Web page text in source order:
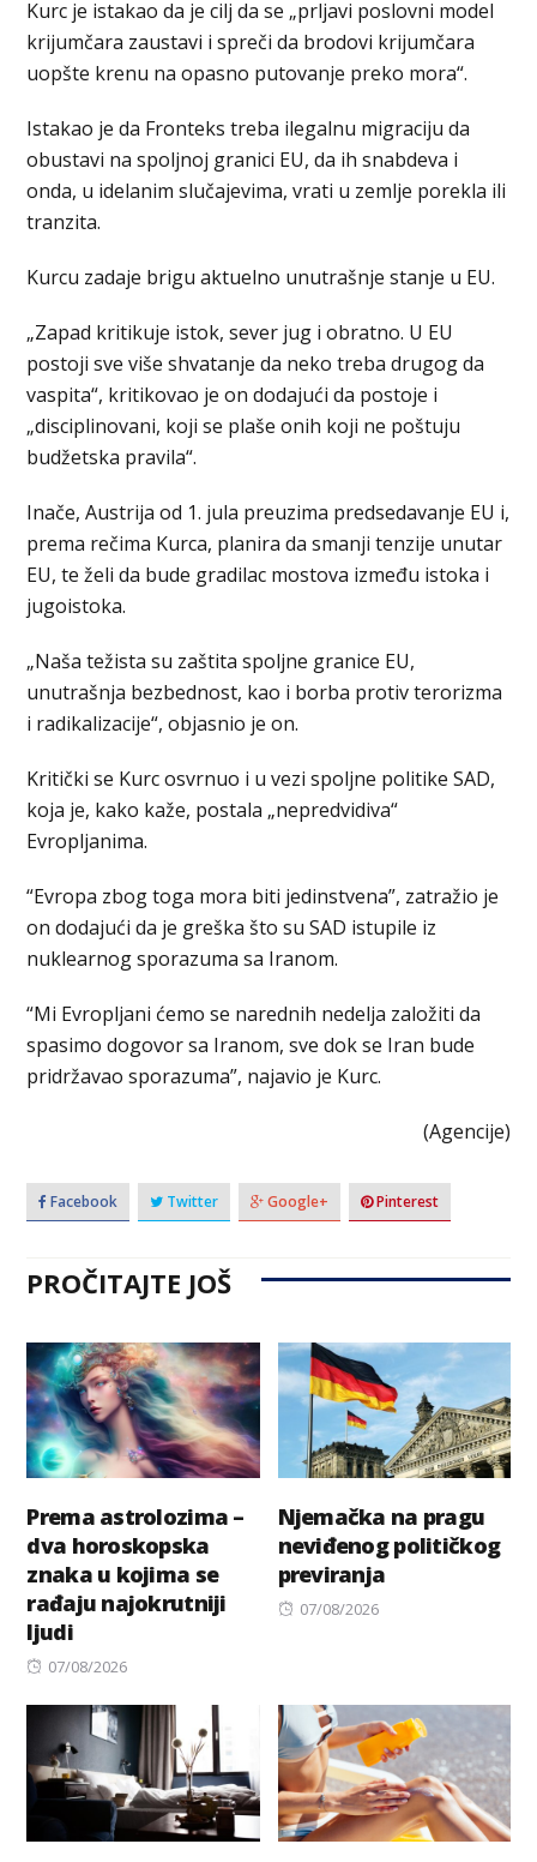
Kurc je istakao da je cilj da se „prljavi poslovni model
krijumčara zaustavi i spreči da brodovi krijumčara
uopšte krenu na opasno putovanje preko mora“.
Istakao je da Fronteks treba ilegalnu migraciju da
obustavi na spoljnoj granici EU, da ih snabdeva i
onda, u idelanim slučajevima, vrati u zemlje porekla ili
tranzita.
Kurcu zadaje brigu aktuelno unutrašnje stanje u EU.
„Zapad kritikuje istok, sever jug i obratno. U EU
postoji sve više shvatanje da neko treba drugog da
vaspita“, kritikovao je on dodajući da postoje i
„disciplinovani, koji se plaše onih koji ne poštuju
budžetska pravila“.
Inače, Austrija od 1. jula preuzima predsedavanje EU i,
prema rečima Kurca, planira da smanji tenzije unutar
EU, te želi da bude gradilac mostova između istoka i
jugoistoka.
„Naša težista su zaštita spoljne granice EU,
unutrašnja bezbednost, kao i borba protiv terorizma
i radikalizacije“, objasnio je on.
Kritički se Kurc osvrnuo i u vezi spoljne politike SAD,
koja je, kako kaže, postala „nepredvidiva“
Evropljanima.
“Evropa zbog toga mora biti jedinstvena”, zatražio je
on dodajući da je greška što su SAD istupile iz
nuklearnog sporazuma sa Iranom.
“Mi Evropljani ćemo se narednih nedelja založiti da
spasimo dogovor sa Iranom, sve dok se Iran bude
pridržavao sporazuma”, najavio je Kurc.
(Agencije)
Facebook Twitter Google+ Pinterest
PROČITAJTE JOŠ
Prema astrolozima –
dva horoskopska
znaka u kojima se
rađaju najokrutniji
ljudi
Posted
07/08/2026
Njemačka na pragu
neviđenog političkog
previranja
Posted
07/08/2026